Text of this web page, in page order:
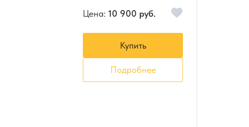
Цена: 10 900 руб.
Купить
Подробнее